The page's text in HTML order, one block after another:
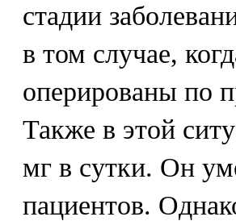
стадии
в том случае,
оперированы по
Также в этой
мг в сутки. Он
пациентов.